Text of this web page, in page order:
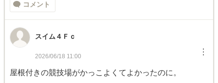
コメント
スイム４Ｆｃ
2026/06/18 11:00 ︙
屋根付きの競技場がかっこよくてよかったのに。